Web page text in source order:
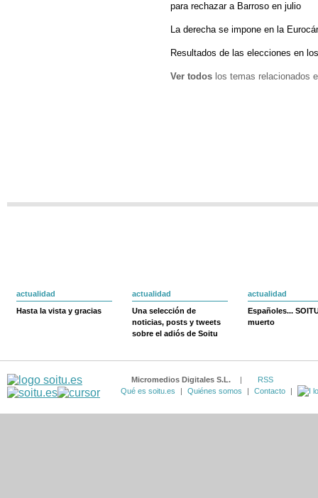
para rechazar a Barroso en julio
La derecha se impone en la
Resultados de las elecciones en
Ver todos los temas relacionados
actualidad
Hasta la vista y gracias
actualidad
Una selección de
noticias, posts y tweets
sobre el adiós de Soitu
actualidad
Españoles...
muerto
Micromedios Digitales S.L. |
RSS
Qué es soitu.es
| Quiénes somos | Contacto |